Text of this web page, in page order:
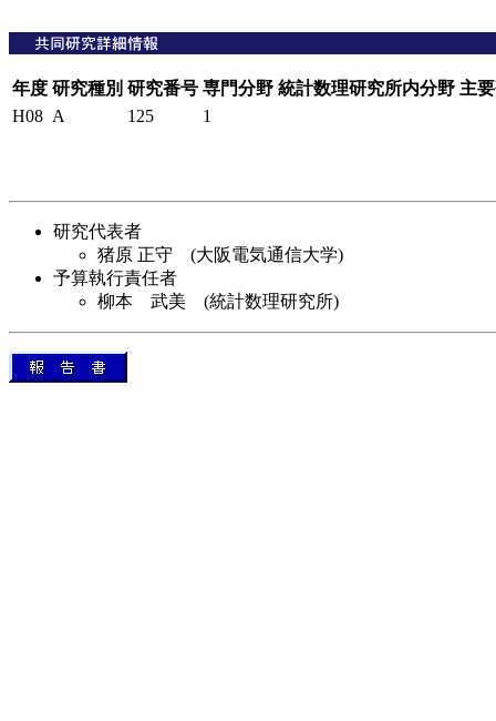
年度 研究種別 研究番号 専門分野 統計数理研究所内分野 主
H08 A 125 1
研究代表者
猪原 正守 (大阪電気通信大学)
予算執行責任者
柳本 武美 (統計数理研究所)